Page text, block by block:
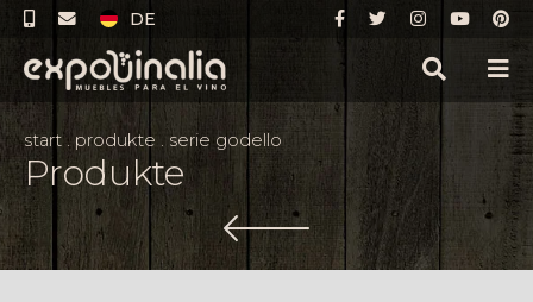
DE
start . produkte . serie godello
Produkte